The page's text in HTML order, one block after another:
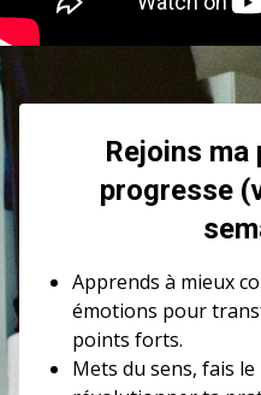
Rejoins
progresse
Apprends à mieux
émotions pour
points forts.
Mets du sens, fais